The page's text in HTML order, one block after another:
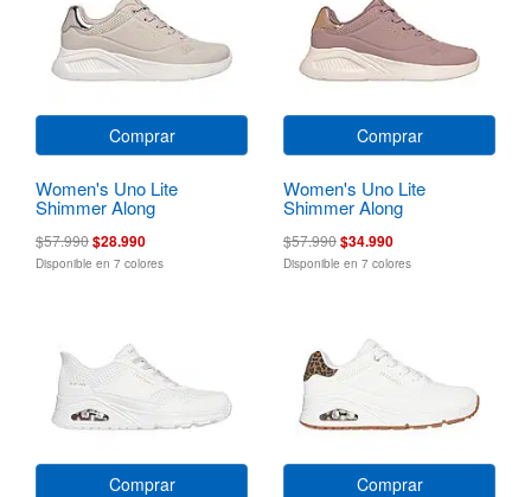
Comprar
Women's Uno Lite
Shimmer Along
$57.990$28.990
Disponible en 7 colores
Comprar
Women's Uno Lite
Shimmer Along
$57.990$34.990
Disponible en 7 colores
Comprar Comprar